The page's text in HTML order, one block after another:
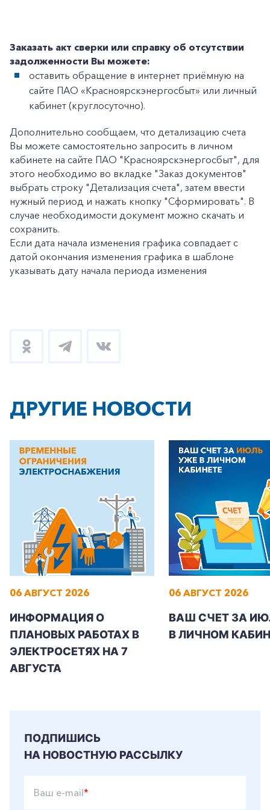
+7-800-700-24-57
Заказать обратный звонок
Частным клиентам
Корпоративным клиентам
Заказать акт сверки или справку об отсутствии
задолженности Вы можете:
оставить обращение в интернет приёмную на
сайте ПАО «Красноярскэнергосбыт» или личный
кабинет (круглосуточно).
Дополнительно сообщаем, что детализацию счета
Вы можете самостоятельно запросить в личном
кабинете на сайте ПАО "Красноярскэнергосбыт", для
этого необходимо во вкладке "Заказ документов"
выбрать строку "Детализация счета", затем ввести
нужный период и нажать кнопку "Сформировать". В
случае необходимости документ можно скачать и
сохранить.
Если дата начала изменения графика совпадает с
датой окончания изменения графика в шаблоне
указывать дату начала периода изменения
ДРУГИЕ НОВОСТИ
06 АВГУСТ 2026
ИНФОРМАЦИЯ О
ПЛАНОВЫХ РАБОТАХ В
ЭЛЕКТРОСЕТЯХ НА 7
АВГУСТА
06 АВГУСТ 2026
ВАШ СЧЕТ ЗА
В ЛИЧНОМ
ПОДПИШИСЬ
НА НОВОСТНУЮ РАССЫЛКУ
Ваш e-mail*